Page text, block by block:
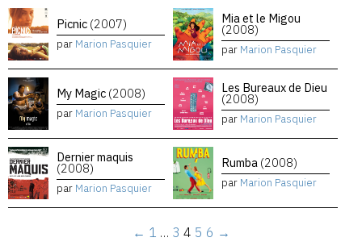
Picnic (2007)
par Marion Pasquier
Mia et le Migou
(2008)
par Marion Pasquier
My Magic (2008)
par Marion Pasquier
Les Bureaux de Dieu
(2008)
par Marion Pasquier
Dernier maquis
(2008)
par Marion Pasquier
Rumba (2008)
par Marion Pasquier
← 1 … 3 4 5 6 →